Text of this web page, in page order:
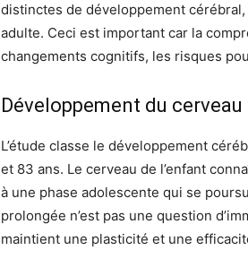
distinctes de développement
adulte. Ceci est important car la
changements cognitifs, les risques
Développement du
L’étude classe le développement
et 83 ans. Le cerveau de l’enfant
à une phase adolescente qui se
prolongée n’est pas une question
maintient une plasticité et une